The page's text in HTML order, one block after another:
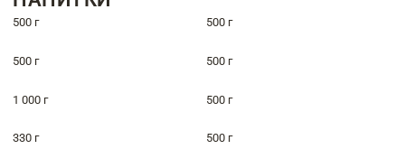
500 г 500 г
500 г 500 г
1 000 г 500 г
330 г 500 г